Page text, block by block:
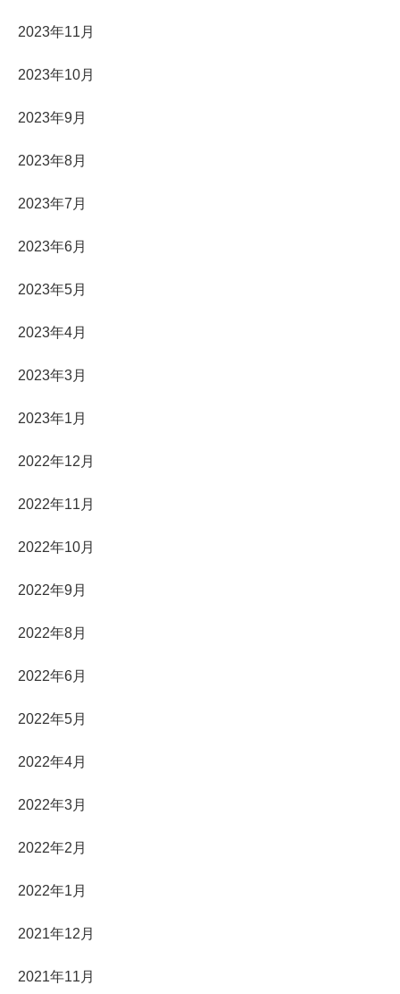
2023年11月
2023年10月
2023年9月
2023年8月
2023年7月
2023年6月
2023年5月
2023年4月
2023年3月
2023年1月
2022年12月
2022年11月
2022年10月
2022年9月
2022年8月
2022年6月
2022年5月
2022年4月
2022年3月
2022年2月
2022年1月
2021年12月
2021年11月